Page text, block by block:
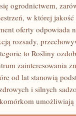
ogrodnictwem,
w której
oferty odpowiada
rozsady,
to Rośliny
zainteresowania
od lat stanowią
i silnych
umożliwiają